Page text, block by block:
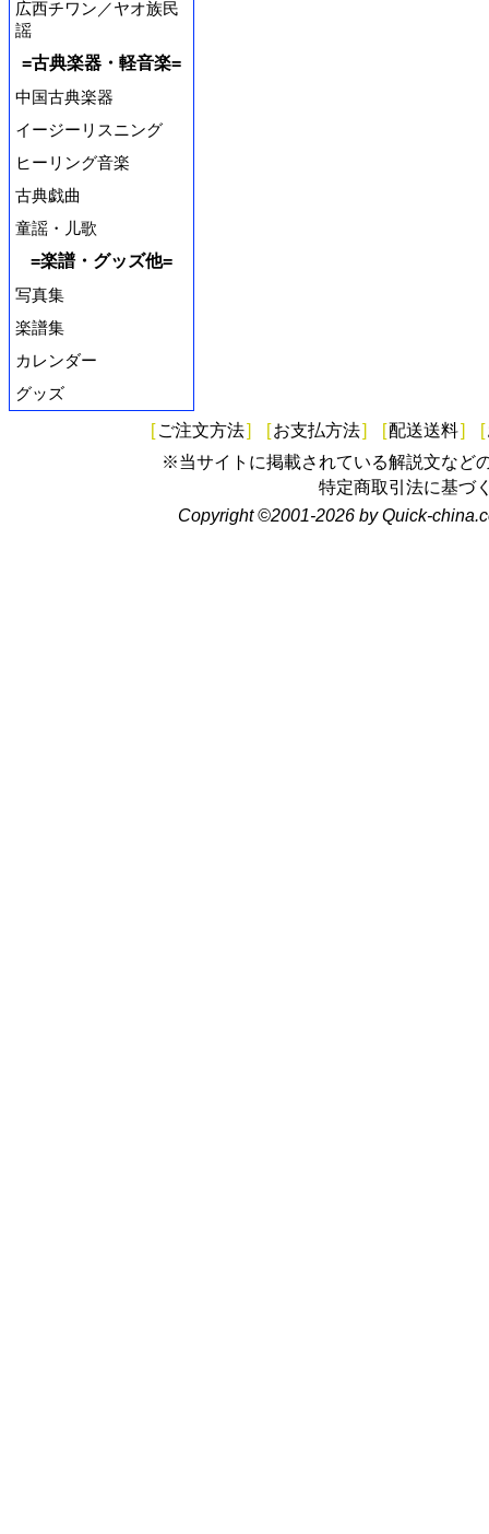
広西チワン／ヤオ族民
謡
=古典楽器・軽音楽=
中国古典楽器
イージーリスニング
ヒーリング音楽
古典戯曲
童謡・儿歌
=楽譜・グッズ他=
写真集
楽譜集
カレンダー
グッズ
[ ご注文方法] [お支払方法] [配送送料] [
※当サイトに掲載されている解説文など
特定商取引法に基づ
Copyright ©2001-2026 by Quick-